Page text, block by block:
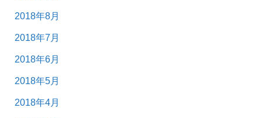
2018年8月
2018年7月
2018年6月
2018年5月
2018年4月